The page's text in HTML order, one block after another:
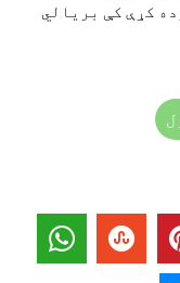
کړې کې بریالي